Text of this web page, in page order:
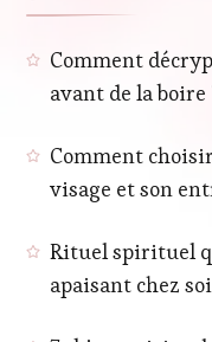
Comment
avant de la boire
Comment
visage et son
Rituel spirituel
apaisant chez soi